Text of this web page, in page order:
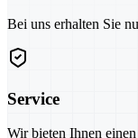
Bei uns erhalten Sie
Service
Wir bieten Ihnen